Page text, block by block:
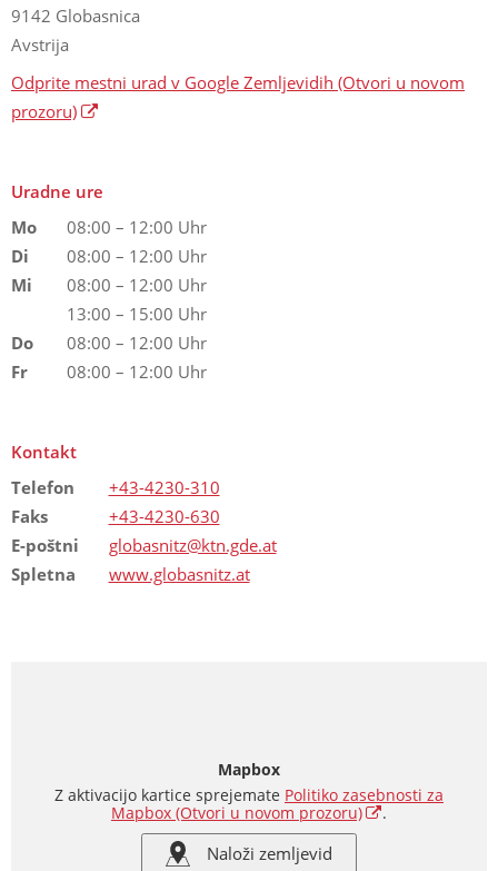
9142 Globasnica
Avstrija
Odprite mestni urad v Google Zemljevidih (Otvori u novom
prozoru)
Uradne ure
Mo
08:00 – 12:00 Uhr
Di
08:00 – 12:00 Uhr
Mi
08:00 – 12:00 Uhr
13:00 – 15:00 Uhr
Do
08:00 – 12:00 Uhr
Fr
08:00 – 12:00 Uhr
Kontakt
Telefon
+43-4230-310
Faks
+43-4230-630
E-poštni
globasnitz@ktn.gde.at
Spletna
www.globasnitz.at
Mapbox
Z aktivacijo kartice sprejemate Politiko zasebnosti za
Mapbox(Otvori u novom prozoru) .
Naloži zemljevid